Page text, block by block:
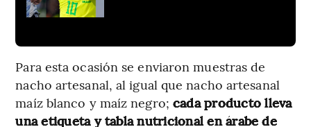
Para esta ocasión se enviaron muestras de
nacho artesanal, al igual que nacho artesanal
maíz blanco y maíz negro; cada producto lleva
una etiqueta y tabla nutricional en árabe de